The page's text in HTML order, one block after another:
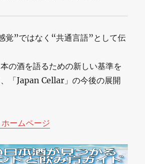
覚”ではなく“共通言語”として伝
の酒を語るための新しい基準を
「Japan Cellar」の今後の展開
ームページ